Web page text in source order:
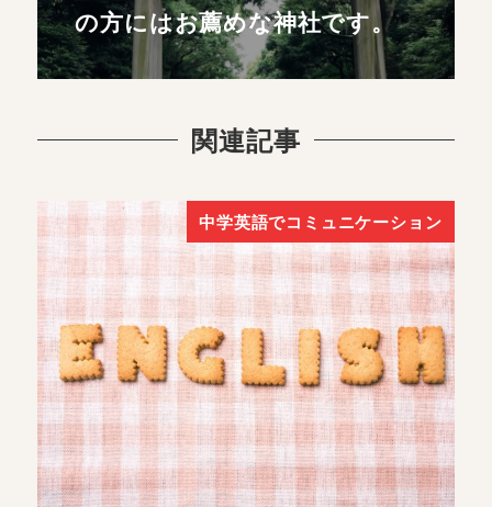
の方にはお薦めな神社です。
関連記事
中学英語でコミュニケーション